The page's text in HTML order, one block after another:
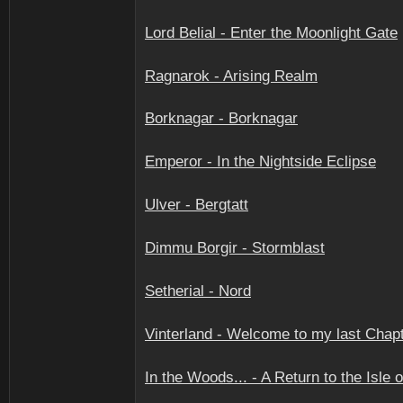
Lord Belial - Enter the Moonlight Gate
Ragnarok - Arising Realm
Borknagar - Borknagar
Emperor - In the Nightside Eclipse
Ulver - Bergtatt
Dimmu Borgir - Stormblast
Setherial - Nord
Vinterland - Welcome to my last
In the Woods... - A Return to the Isle